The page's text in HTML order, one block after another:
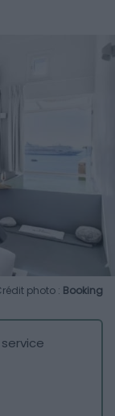
photo : Booking